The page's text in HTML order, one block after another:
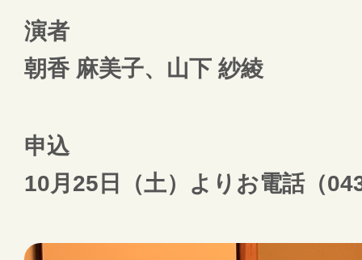
演者
朝香 麻美子、山下 紗綾
申込
10月25日（土）よりお電話（